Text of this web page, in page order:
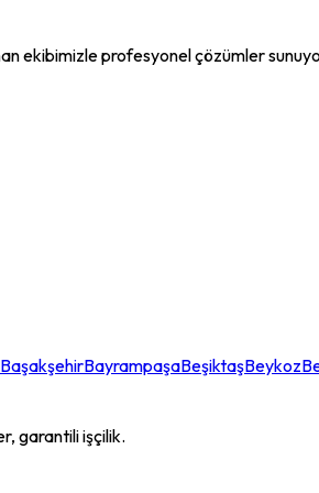
ekibimizle profesyonel çözümler
BaşakşehirBayrampaşaBeşiktaşBeykoz
garantili işçilik.